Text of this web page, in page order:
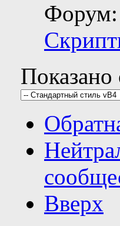
Форум:
Показано
Вверх